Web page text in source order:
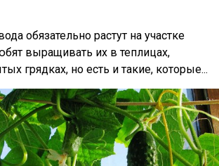
обязательно растут на участке
выращивать их в теплицах,
грядках, но есть и такие, которые...